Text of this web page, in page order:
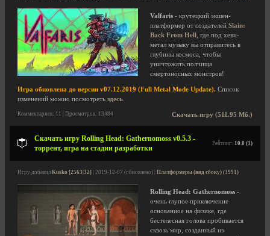
Valfaris - крутецкий экшен-
платформер от создателей Slain:
Back From Hell
, где под хеви-
метал музыку вы отправитесь в
глубины космоса, чтобы
уничтожать полчища
смертоносных монстров!
Игра обновлена до версии v07.12.2019 (Full Metal Mode Update). Список
изменений можно посмотреть здесь
Скачать игру (511.95 Мб.)
Комментариев: 11 | Просмотров: 13484
Скачать игру Rolling Head: Gathernomoss v0.5.3 -
торрент, игра на стадии разработки
Рейтинг: 10.0 (1)
Игру добавил Kusko [2563|32] | 2019-12-07 (обновлено) | Платформеры (вид сбоку) (3991)
Rolling Head: Gathernomoss -
очень глупое приключение
основанное на физике, где
бестелесная голова пробивается
сквозь мир, созданный из